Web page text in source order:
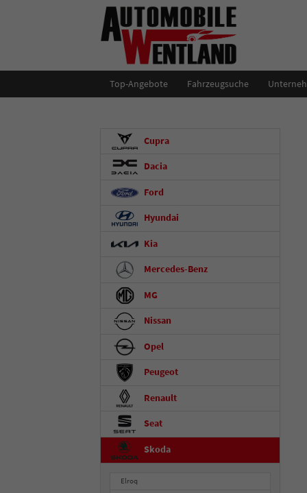
Top-Angebote Fahrzeugsuche
Cupra
Dacia
Ford
Hyundai
Kia
Mercedes-Benz
MG
Nissan
Opel
Peugeot
Renault
Seat
Skoda
Elroq